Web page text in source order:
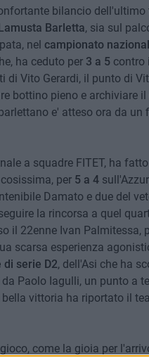
bilancio
Barletta, sia sul
nel campionato
ha ceduto per 3 a 5 contro
Vito Gerardi, il punto di
bottino pieno e archiviare
e' atteso ora da un
a squadre FITET, ha
per 5 a 4
Damato e due del
la rincorsa a quel
il 22enne Ivan Palmitessa,
scarsa esperienza
serie D2, dell'Asi che ha
Paolo Iagulli, un punto a
vittoria ha riportato il
come la gioia per